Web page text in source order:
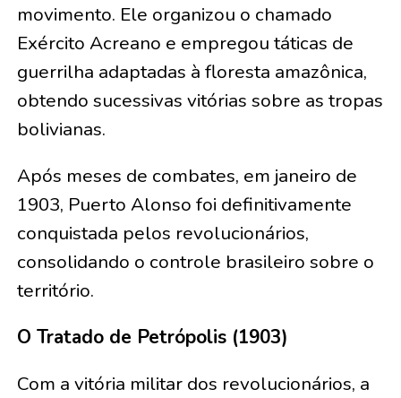
movimento. Ele organizou o chamado
Exército Acreano e empregou táticas de
guerrilha adaptadas à floresta amazônica,
obtendo sucessivas vitórias sobre as tropas
bolivianas.
Após meses de combates, em janeiro de
1903, Puerto Alonso foi definitivamente
conquistada pelos revolucionários,
consolidando o controle brasileiro sobre o
território.
O Tratado de Petrópolis (1903)
Com a vitória militar dos revolucionários, a